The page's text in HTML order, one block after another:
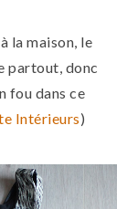
la maison, le
partout, donc
fou dans ce
Intérieurs)